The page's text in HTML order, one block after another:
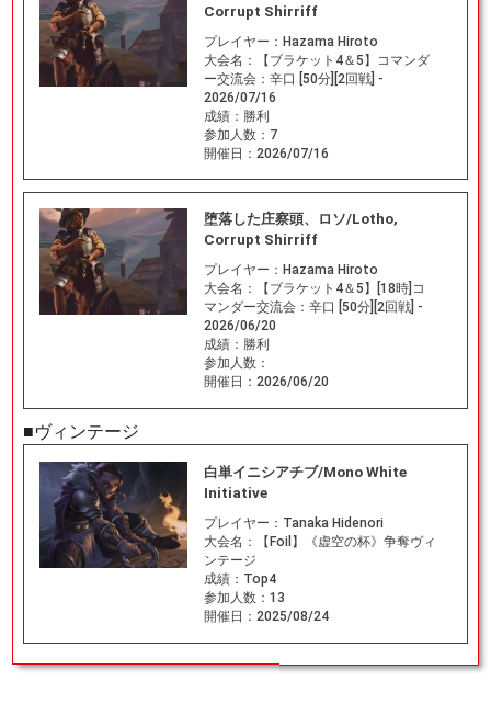
Corrupt Shirriff
プレイヤー： Hazama Hiroto
大会名：
【ブラケット4＆5】コマンダ
ー交流会：辛口 [50分][2回戦] -
2026/07/16
成績： 勝利
参加人数： 7
開催日： 2026/07/16
堕落した庄察頭、ロソ/Lotho,
Corrupt Shirriff
プレイヤー： Hazama Hiroto
大会名：
【ブラケット4＆5】[18時]コ
マンダー交流会：辛口 [50分][2回戦] -
2026/06/20
成績： 勝利
参加人数：
開催日： 2026/06/20
■ヴィンテージ
白単イニシアチブ/Mono White
Initiative
プレイヤー： Tanaka Hidenori
大会名：
【Foil】《虚空の杯》争奪ヴィ
ンテージ
成績： Top4
参加人数： 13
開催日： 2025/08/24